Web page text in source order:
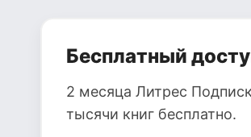
Бесплатный
2 месяца Литрес
тысячи книг бесплатно.